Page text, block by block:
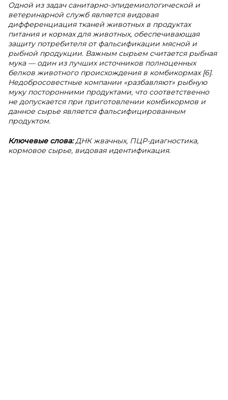
Одной из задач санитарно-эпидемиологической и
ветеринарной служб является видовая
дифференциация тканей животных в продуктах
питания и кормах для животных, обеспечивающая
защиту потребителя от фальсификации мясной и
рыбной продукции. Важным сырьем считается рыбная
мука — один из лучших источников полноценных
белков животного происхождения в комбикормах [6].
Недобросовестные компании «разбавляют» рыбную
муку посторонними продуктами, что соответственно
не допускается при приготовлении комбикормов и
данное сырье является фальсифицированным
продуктом.
Ключевые слова:ДНК жвачных, ПЦР-диагностика,
кормовое сырье, видовая идентификация.